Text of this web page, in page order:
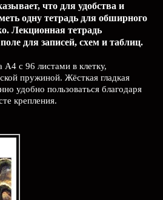
что для удобства и
одну тетрадь для обширного
Лекционная тетрадь
для записей, схем и таблиц.
с 96 листами в клетку,
пружиной. Жёсткая гладкая
удобно пользоваться благодаря
крепления.